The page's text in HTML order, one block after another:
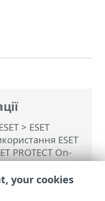
> ESET
ESET
PROTECT On-
Докладніше>
> Зміна
your cookies